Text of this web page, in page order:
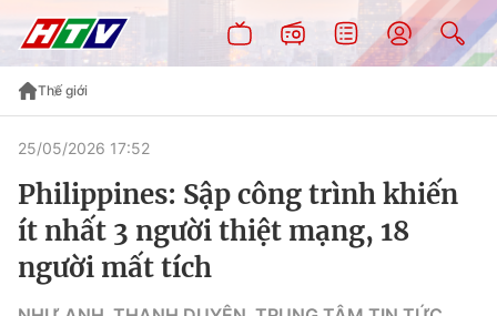
Thế giới
25/05/2026 17:52
Philippines: Sập công trình khiến
ít nhất 3 người thiệt mạng, 18
người mất tích